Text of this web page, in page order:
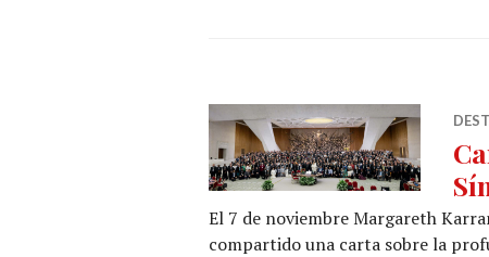
El 7 de noviembre Margareth
compartido una carta sobre la